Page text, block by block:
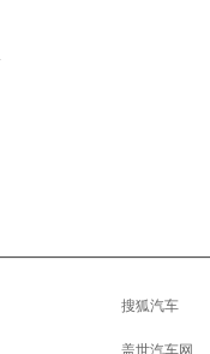
搜狐汽车
盖世汽车网